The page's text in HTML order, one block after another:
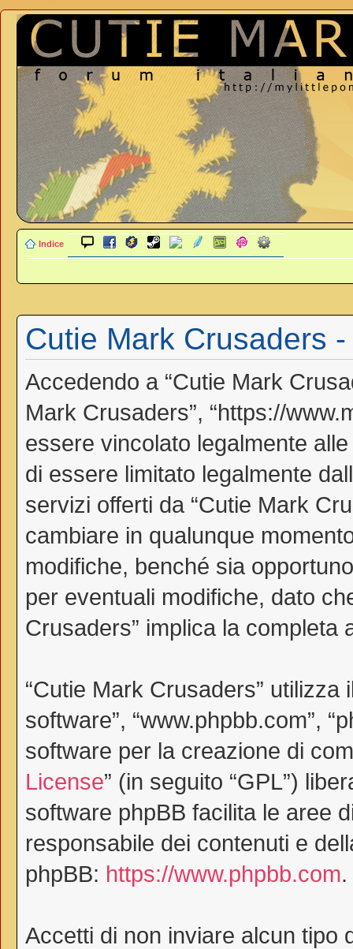
Indice
Cutie Mark Crusaders
Accedendo a “Cutie Mark
Mark Crusaders”, “https://
essere vincolato legalmente
di essere limitato legalmente
servizi offerti da “Cutie Mark
cambiare in qualunque
modifiche, benché sia
per eventuali modifiche, dato
Crusaders” implica la completa
“Cutie Mark Crusaders” utilizza
software”, “www.phpbb.com”,
software per la creazione di
License” (in seguito “GPL”)
software phpBB facilita le aree
responsabile dei contenuti e
phpBB: https://www.phpbb.com.
Accetti di non inviare alcun tipo